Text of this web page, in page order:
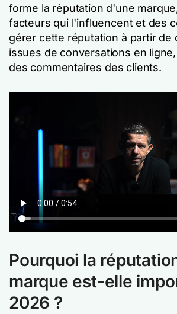
forme la réputation d'une
facteurs qui l'influencent et des
gérer cette réputation à partir de
issues de conversations en
des commentaires des clients.
Pourquoi la
marque est-elle
2026 ?